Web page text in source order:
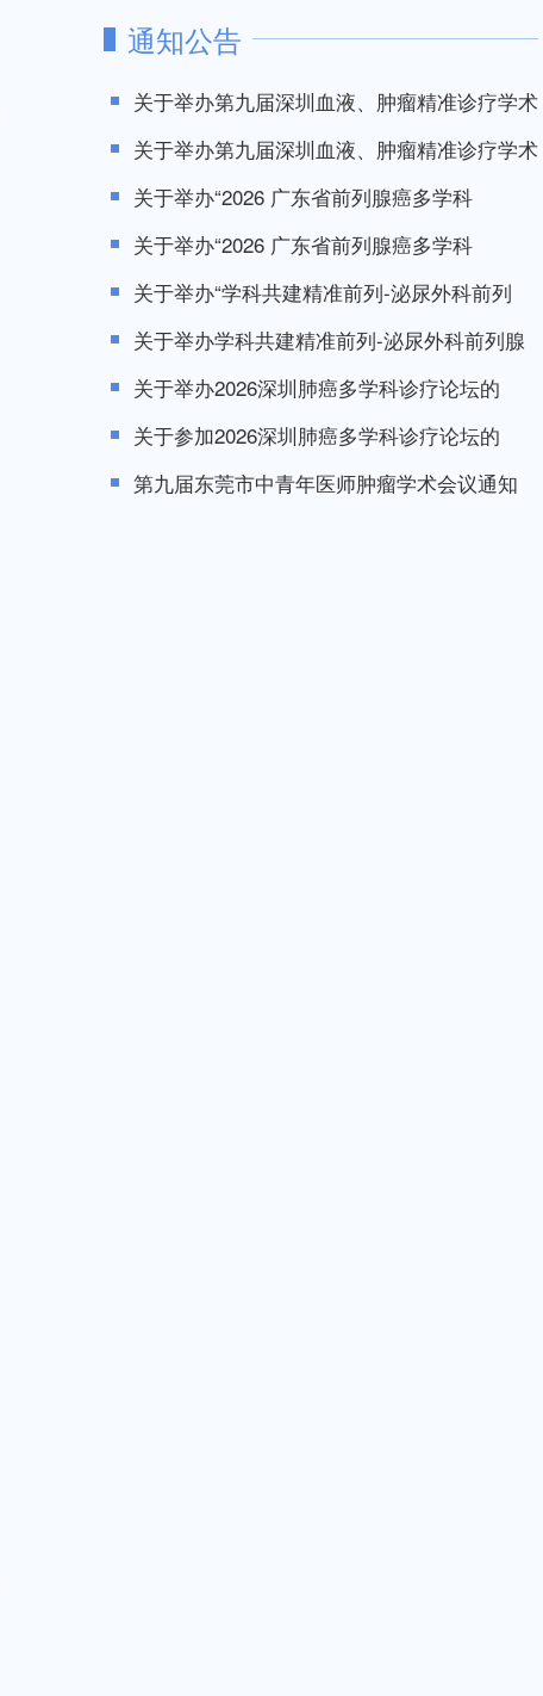
通知公告
关于举办第九届深圳血液、肿瘤精准诊疗学术
关于举办第九届深圳血液、肿瘤精准诊疗学术
关于举办“2026 广东省前列腺癌多学科
关于举办“2026 广东省前列腺癌多学科
关于举办“学科共建精准前列-泌尿外科前列
关于举办学科共建精准前列-泌尿外科前列腺
关于举办2026深圳肺癌多学科诊疗论坛的
关于参加2026深圳肺癌多学科诊疗论坛的
第九届东莞市中青年医师肿瘤学术会议通知